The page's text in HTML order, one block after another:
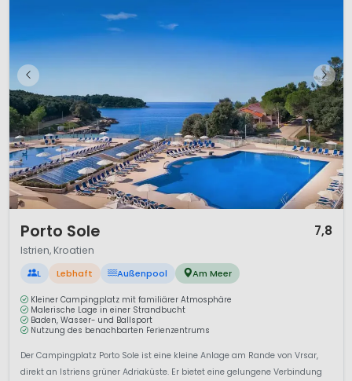
Porto Sole 7,8
Istrien, Kroatien
L Lebhaft Außenpool Am Meer
Kleiner Campingplatz mit familiärer Atmosphäre
Malerische Lage in einer Strandbucht
Baden, Wasser- und Ballsport
Nutzung des benachbarten Ferienzentrums
Der Campingplatz Porto Sole ist eine kleine Anlage am Rande von Vrsar,
direkt an Istriens grüner Adriaküste. Er bietet eine gelungene Verbindung